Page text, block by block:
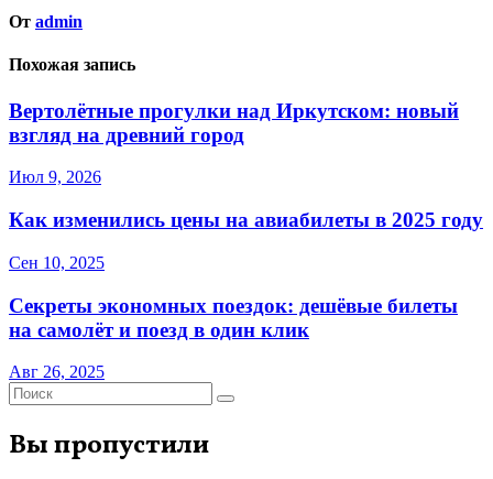
От admin
Похожая запись
Вертолётные прогулки над Иркутском: новый
взгляд на древний город
Июл 9, 2026
Как изменились цены на авиабилеты в 2025 году
Сен 10, 2025
Секреты экономных поездок: дешёвые билеты
на самолёт и поезд в один клик
Авг 26, 2025
Вы пропустили